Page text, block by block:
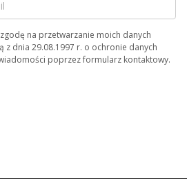
na przetwarzanie moich danych
z dnia 29.08.1997 r. o ochronie danych
poprzez formularz kontaktowy.